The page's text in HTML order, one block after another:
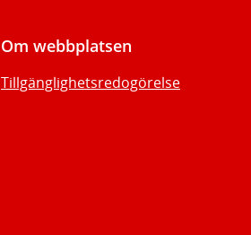
Om webbplatsen
Tillgänglighetsredogörelse